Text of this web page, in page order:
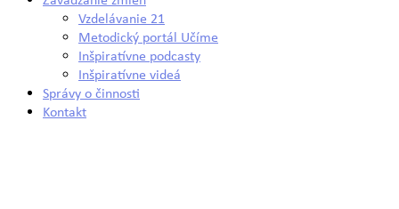
Vzdelávanie 21
Metodický portál Učíme
Inšpiratívne podcasty
Inšpiratívne videá
Správy o činnosti
Kontakt